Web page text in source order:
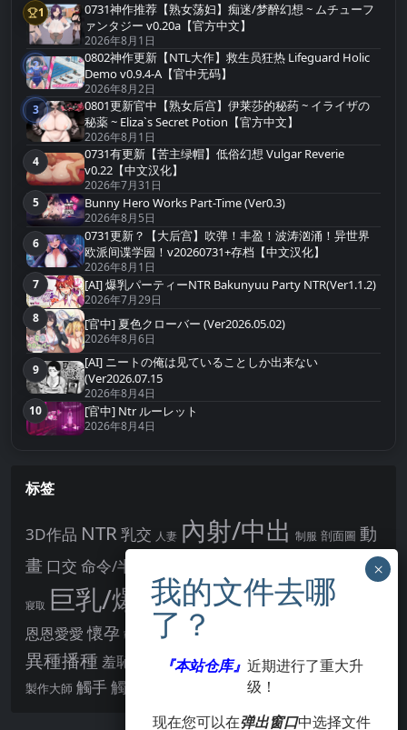
第1名
1
0731神作推荐【熟女荡妇】痴迷/梦醉幻想 ~ ムチューフ
ァンタジー v0.20a【官方中文】
2026年8月1日
第2名
2
0802神作更新【NTL大作】救生员狂热 Lifeguard Holic
Demo v0.9.4-A【官中无码】
2026年8月2日
第3名
3
0801更新官中【熟女后宫】伊莱莎的秘药 ~ イライザの
秘薬 ~ Eliza`s Secret Potion【官方中文】
2026年8月1日
第4名
4
0731有更新【苦主绿帽】低俗幻想 Vulgar Reverie
v0.22【中文汉化】
2026年7月31日
第5名
5 Bunny Hero Works Part-Time (Ver0.3)
2026年8月5日
第6名
6
0731更新？【大后宫】吹弹！丰盈！波涛汹涌！异世界
欧派间谍学园！v20260731+存档【中文汉化】
2026年8月1日
第7名
7 [AI] 爆乳パーティーNTR Bakunyuu Party NTR(Ver1.1.2)
2026年7月29日
第8名
8 [官中] 夏色クローバー (Ver2026.05.02)
2026年8月6日
第9名
9
[AI] ニートの俺は见ていることしか出来ない
(Ver2026.07.15
2026年8月4日
第10名
10 [官中] Ntr ルーレット
2026年8月4日
标签
3D作品 NTR乳交 人妻 內射/中出 制服 剖面圖 動
畫 口交 命令/半推半就 學校/校園
寢取 巨乳/爆乳幻想 強制你播種 強制播種
恩恩愛愛 懷孕 戰鬥H 拘束 教育
異種播種 羞恥/恥辱 羞辱 肛交 胸部/奶子 著衣 處女
製作大師 觸手 觸摸 酪梨 阿黑顏
『本站仓库』 近期进行了重大升
级！
现在您可以在弹出窗口中选择文件